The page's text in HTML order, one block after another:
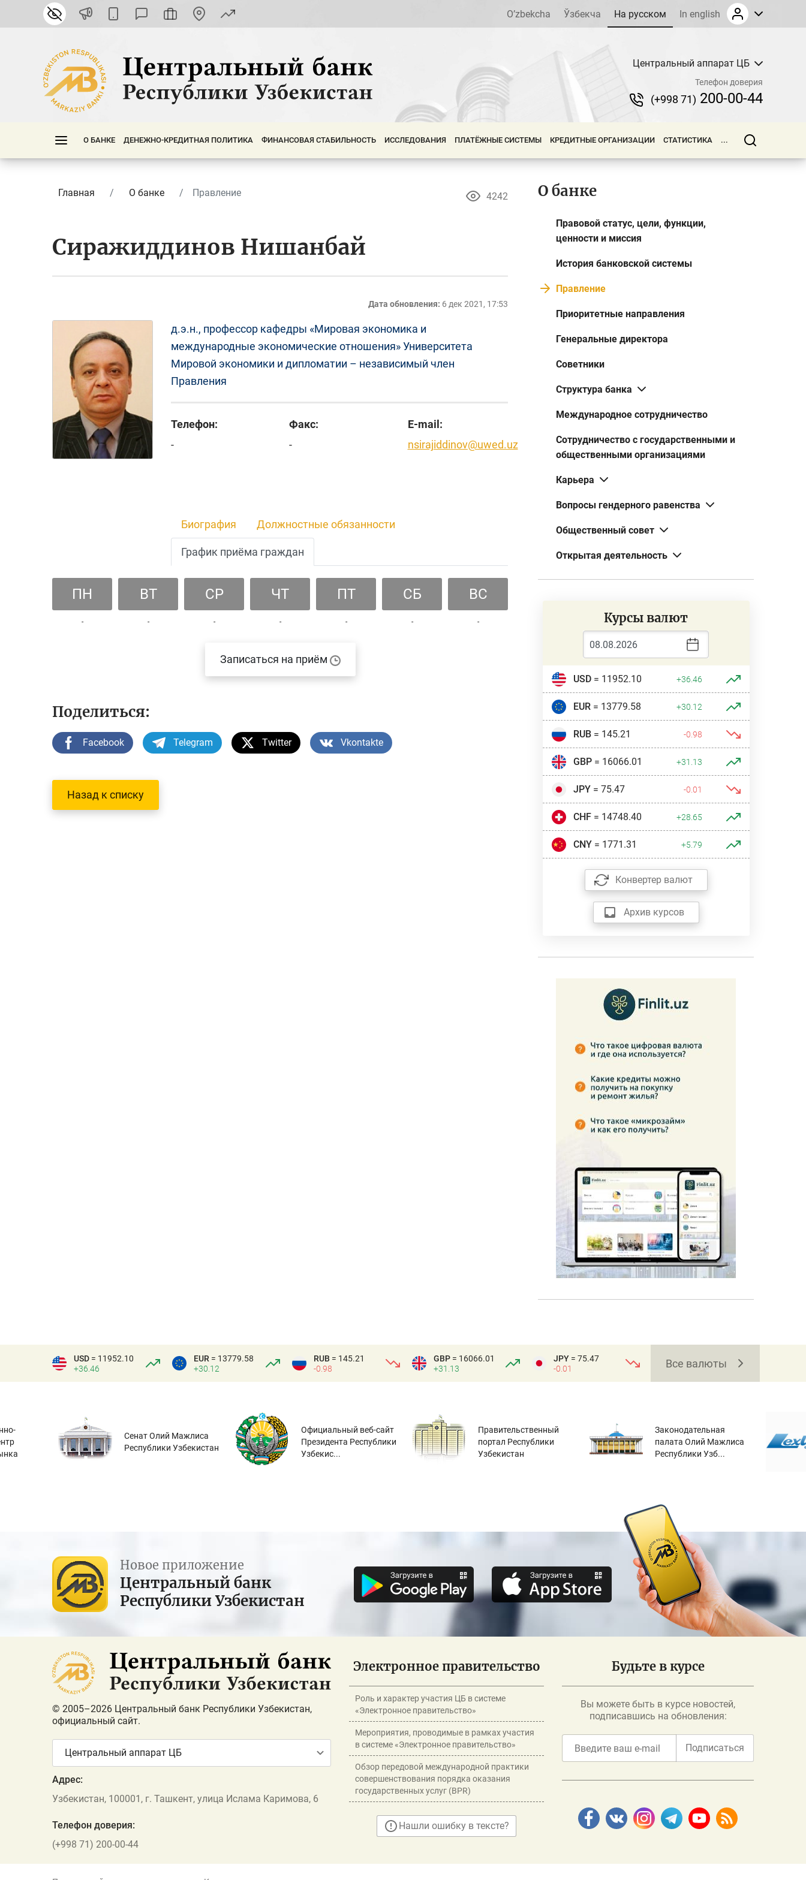
O’zbekcha Ўзбекча На русском In english
Центральный аппарат ЦБ
Телефон доверия
(+998 71) 200-00-44
О БАНКЕ ДЕНЕЖНО-КРЕДИТНАЯ ПОЛИТИКА ФИНАНСОВАЯ СТАБИЛЬНОСТЬ ИССЛЕДОВАНИЯ ПЛАТЁЖНЫЕ СИСТЕМЫ КРЕДИТНЫЕ ОРГАНИЗАЦИИ СТАТИСТИКА ...
Главная О банке Правление 4242
Сиражиддинов Нишанбай
Дата обновления: 6 дек 2021, 17:53
д.э.н., профессор кафедры «Мировая экономика и
международные экономические отношения» Университета
Мировой экономики и дипломатии – независимый член
Правления
Телефон:
-
Факс:
-
E-mail:
nsirajiddinov@uwed.uz
Биография Должностные обязанности
График приёма граждан
ПН
-
ВТ
-
СР
-
ЧТ
-
ПТ
-
СБ
-
ВС
-
Записаться на приём
Поделиться:
Facebook Telegram Twitter Vkontakte
Назад к списку
О банке
Правовой статус, цели, функции,
ценности и миссия
История банковской системы
Правление
Приоритетные направления
Генеральные директора
Советники
Структура банка
Международное сотрудничество
Сотрудничество с государственными и
общественными организациями
Карьера
Вопросы гендерного равенства
Общественный совет
Открытая деятельность
Курсы валют
USD= 11952.10 +36.46
EUR= 13779.58 +30.12
RUB= 145.21 -0.98
GBP= 16066.01 +31.13
JPY= 75.47 -0.01
CHF= 14748.40 +28.65
CNY= 1771.31 +5.79
Конвертер валют
Архив курсов
USD = 11952.10
+36.46
EUR = 13779.58
+30.12
RUB = 145.21
-0.98
GBP = 16066.01
+31.13
JPY = 75.47
-0.01
Все валюты
Сенат Олий Мажлиса
Республики Узбекистан
Официальный веб-сайт
Президента Республики
Узбекис...
Правительственный
портал Республики
Узбекистан
Законодательная
палата Олий Мажлиса
Республики Узб...
Новое приложение
Центральный банк
Республики Узбекистан
© 2005–2026 Центральный банк Республики Узбекистан,
официальный сайт.
Центральный аппарат ЦБ
Адрес:
Узбекистан, 100001, г. Ташкент, улица Ислама Каримова, 6
Телефон доверия:
(+998 71) 200-00-44
Электронное правительство
Роль и характер участия ЦБ в системе
«Электронное правительство»
Мероприятия, проводимые в рамках участия
в системе «Электронное правительство»
Обзор передовой международной практики
совершенствования порядка оказания
государственных услуг (BPR)
Нашли ошибку в тексте?
Будьте в курсе
Вы можете быть в курсе новостей,
подписавшись на обновления:
Подписаться